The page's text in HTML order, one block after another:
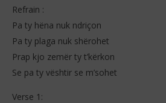
Refrain :
Pa ty hëna nuk ndriçon
Pa ty plaga nuk shërohet
Prap kjo zemër ty t’kërkon
Se pa ty vështir se m’sohet
Verse 1: